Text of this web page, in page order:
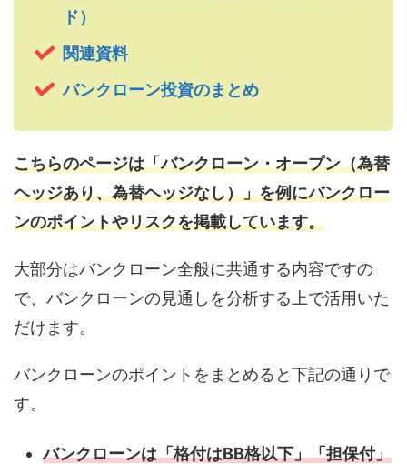
ド）
関連資料
バンクローン投資のまとめ
こちらのページは「バンクローン・オープン（為替
ヘッジあり、為替ヘッジなし）」を例にバンクロー
ンのポイントやリスクを掲載しています。
大部分はバンクローン全般に共通する内容ですの
で、バンクローンの見通しを分析する上で活用いた
だけます。
バンクローンのポイントをまとめると下記の通りで
す。
バンクローンは「格付はBB格以下」「担保付」